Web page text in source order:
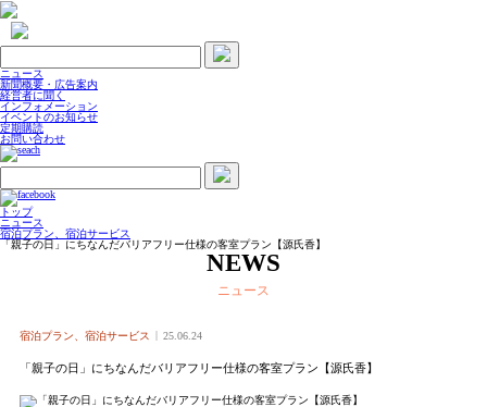
ニュース
新聞概要・広告案内
経営者に聞く
インフォメーション
イベントのお知らせ
定期購読
お問い合わせ
トップ
ニュース
宿泊プラン、宿泊サービス
「親子の日」にちなんだバリアフリー仕様の客室プラン【源氏香】
NEWS
ニュース
宿泊プラン、宿泊サービス 25.06.24
「親子の日」にちなんだバリアフリー仕様の客室プラン【源氏香】